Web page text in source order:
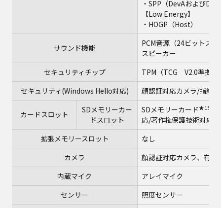
・SPP（DevAおよび
【Low Energy】
・HOGP（Host）
サウンド機能
PCM音源（24ビットス
スピーカー
セキュリティチップ
TPM（TCG V2.0準拠）
セキュリティ(Windows Hello対応)
顔認証対応カメラ/指紋
カードスロット
SDメモリーカー
ドスロット
SDメモリーカード★15
応/著作権保護技術対応/
拡張メモリースロット
なし
カメラ
顔認証対応カメラ、有
内蔵マイク
アレイマイク
センサー
照度センサー